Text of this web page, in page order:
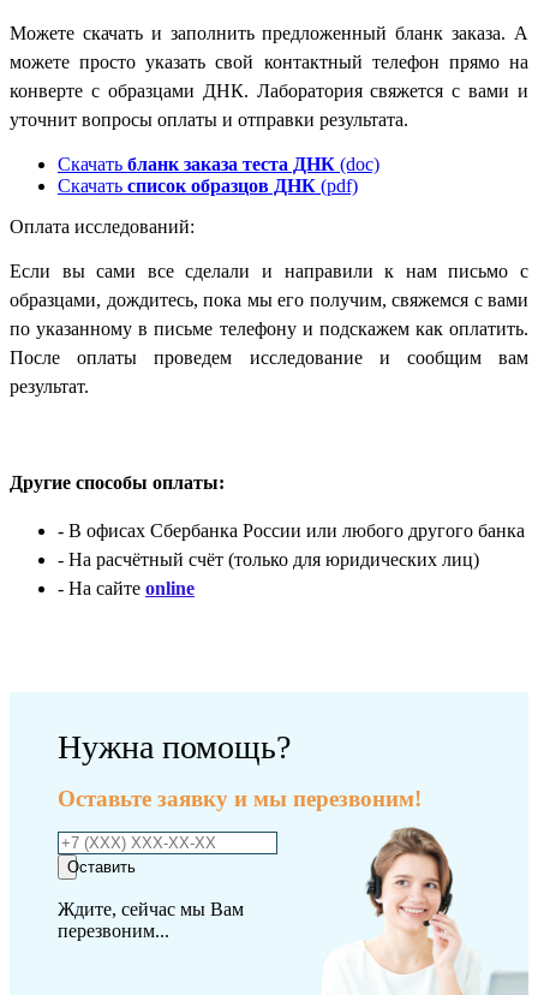
Можете скачать и заполнить предложенный бланк заказа. А
можете просто указать свой контактный телефон прямо на
конверте с образцами ДНК. Лаборатория свяжется с вами и
уточнит вопросы оплаты и отправки результата.
Скачать бланк заказа теста ДНК (doc)
Скачать список образцов ДНК (pdf)
Оплата исследований:
Если вы сами все сделали и направили к нам письмо с
образцами, дождитесь, пока мы его получим, свяжемся с вами
по указанному в письме телефону и подскажем как оплатить.
После оплаты проведем исследование и сообщим вам
результат.
Другие способы оплаты:
- В офисах Сбербанка России или любого другого банка
- На расчётный счёт (только для юридических лиц)
- На сайте online
Нужна помощь?
Оставьте заявку и мы перезвоним!
Оставить
Ждите, сейчас мы Вам
перезвоним...